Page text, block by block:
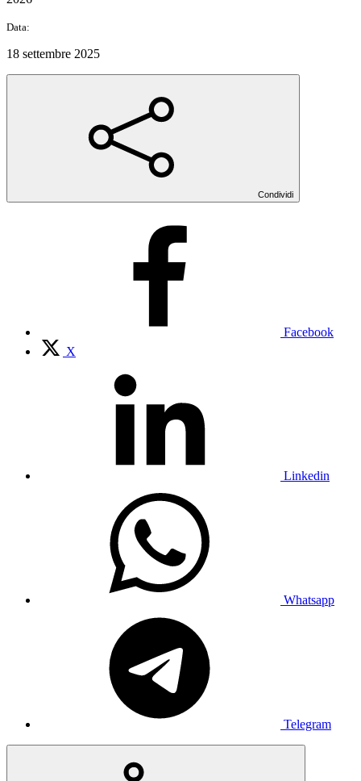
Data:
18 settembre 2025
Condividi
Facebook
X
Linkedin
Whatsapp
Telegram